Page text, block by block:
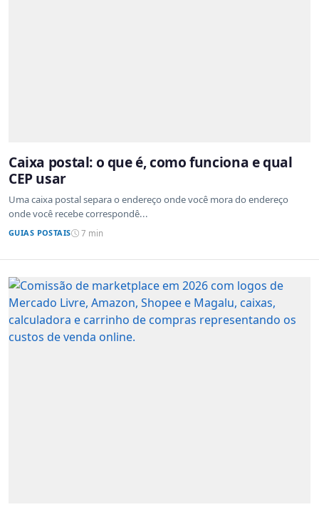
Caixa postal: o que é, como funciona e qual
CEP usar
Uma caixa postal separa o endereço onde você mora do endereço
onde você recebe correspondê...
GUIAS POSTAIS 7 min